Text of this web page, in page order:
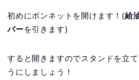
初めにボンネットを開けます！(給
バーを引きます)
すると開きますのでスタンドを立
うにしましょう！